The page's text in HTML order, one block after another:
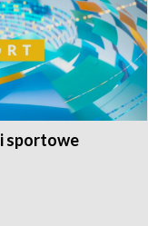
sportowe